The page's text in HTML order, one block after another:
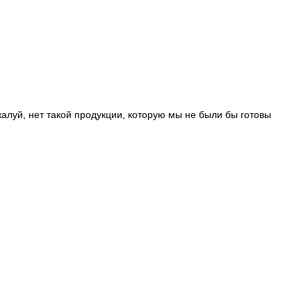
нет такой продукции, которую мы не были бы готовы